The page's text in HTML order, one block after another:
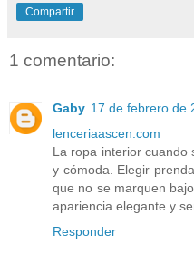
Compartir
1 comentario:
Gaby 17 de febrero de
lenceriaascen.com
La ropa interior cuando
y cómoda. Elegir
que no se marquen
apariencia elegante y
Responder